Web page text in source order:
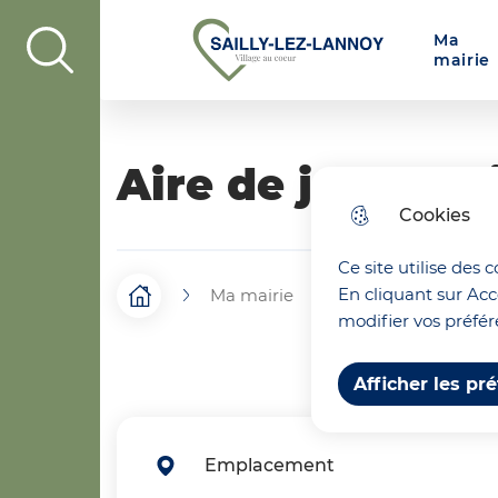
Cookies
Ce site utilise des
En cliquant sur
modifier vos
Afficher les
Aller au menu Aller à la recherche Aller au
display the search fieldVille de Sailly-Lez-Lannoy
a
a
t
i
o
n
Ma
mairie
Aire de jeux
FAccueil Ma mairie Ma commune
Emplacement